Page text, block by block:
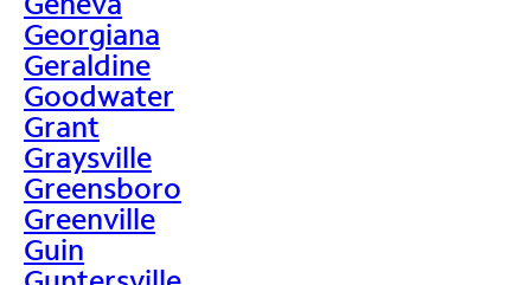
Georgiana
Geraldine
Goodwater
Grant
Graysville
Greensboro
Greenville
Guin